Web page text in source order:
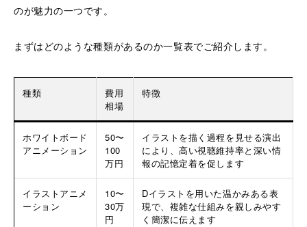
のが魅力の一つです。
まずはどのような種類があるのか一覧表でご紹介します。
種類
費用
相場
特徴
ホワイトボード
アニメーション
50〜
100
万円
イラストを描く過程を見せる演出
により、高い視聴維持率と深い情
報の記憶定着を促します
イラストアニメ
ーション
10〜
30万
円
Dイラストを用いた温かみある表
現で、複雑な仕組みを親しみやす
く簡潔に伝えます